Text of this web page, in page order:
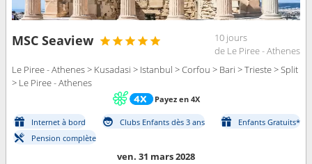
MSC Seaview
10 jours
de Le Piree - Athenes
Le Piree - Athenes > Kusadasi > Istanbul > Corfou > Bari > Trieste > Split
> Le Piree - Athenes
Payez en 4X
Internet à bord Clubs Enfants dès 3 ans
Enfants Gratuits*
Pension complète
ven. 31 mars 2028